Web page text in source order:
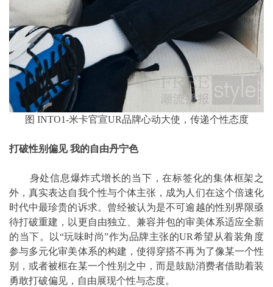
图 INTO1-米卡官宣UR品牌心动大使，传递个性态度
打破性别偏见 我的自由丹宁色
身处信息爆炸式增长的当下，在标签化的集体框架之
外，真实表达自我个性与个体主张，成为人们在这个倍速化
时代中最珍贵的诉求。曾经被认为是不可逾越的性别界限亟
待打破重建，以更自由独立、兼容并包的审美体系适应全新
的当下。以“玩味时尚”作为品牌主张的UR希望从着装角度
参与多元化审美体系的构建，使得穿搭不再为了像某一个性
别，或者被框在某一个性别之中，而是鼓励消费者借助着装
勇敢打破偏见，自由展现个性与态度。